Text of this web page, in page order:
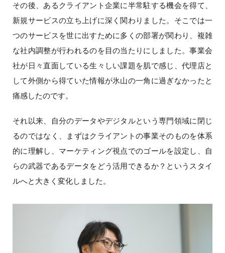
その後、あるクライアント企業に半常駐する機会を得て、
新規サービスの立ち上げに深く関わりました。そこでは一
つのサービスを世に出すために多くの部署が関わり、複雑
な社内調整が行われるのを目の当たりにしました。事業会
社が日々直面している生々しい課題を肌で感じ、代理店と
して外側から得ていた情報が氷山の一角に過ぎなかったと
痛感したのです。
それ以来、自分のデータやデジタルという専門領域に閉じ
るのではなく、まずはクライアントの事業そのものを体系
的に理解し、マーケティング視点でのゴールを設定し、自
らの武器であるデータをどう活用できるか？というスタイ
ルへと大きく変化しました。